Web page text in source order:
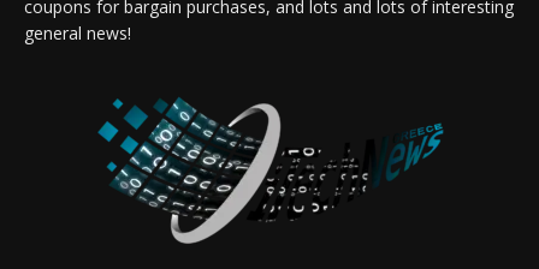
coupons for bargain purchases, and lots and lots of interesting
general news!